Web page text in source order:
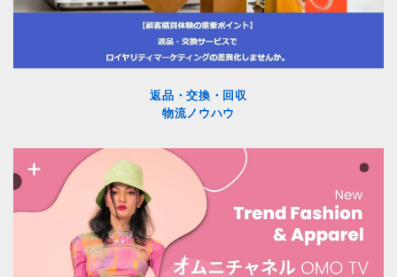
返品・交換・回収
物流ノウハウ